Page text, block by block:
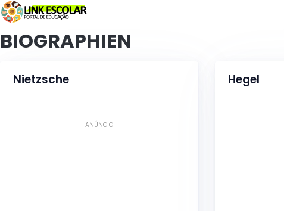
Verknüpfung
BIOGRAPHIEN
Nietzsche
ANÚNCIO
Hegel